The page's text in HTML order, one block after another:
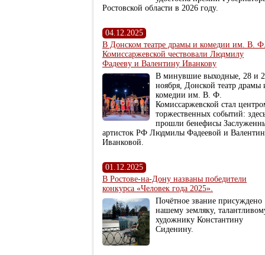
Ростовской области в 2026 году.
04.12.2025
В Донском театре драмы и комедии им. В. Ф.
Комиссаржевской чествовали Людмилу
Фадееву и Валентину Иванкову
В минувшие выходные, 28 и
ноября, Донской театр драмы
комедии им. В. Ф.
Комиссаржевской стал
торжественных событий:
прошли бенефисы
артисток РФ Людмилы Фадеевой и
Иванковой.
01.12.2025
В Ростове-на-Дону названы победители
конкурса «Человек года 2025».
Почётное звание присуждено
нашему земляку,
художнику Константину
Сиденину.